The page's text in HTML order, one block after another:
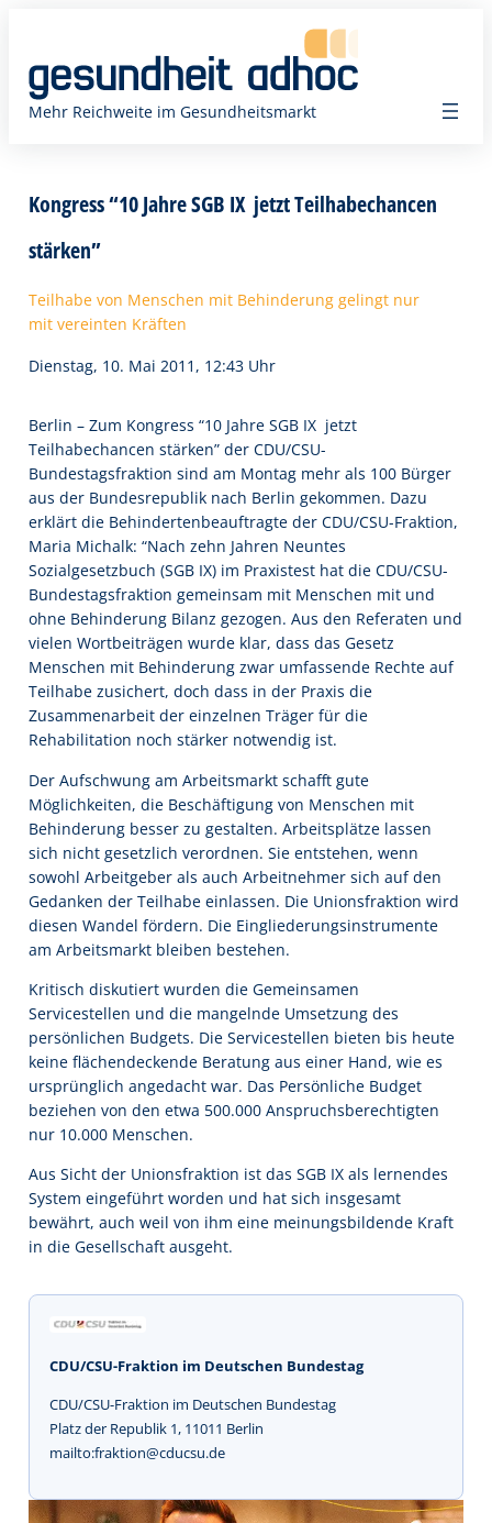
springen
Mehr Reichweite im Gesundheitsmarkt
Kongress “10 Jahre SGB IX  jetzt Teilhabechancen
stärken”
Teilhabe von Menschen mit Behinderung gelingt nur
mit vereinten Kräften
Dienstag, 10. Mai 2011, 12:43 Uhr
Berlin – Zum Kongress “10 Jahre SGB IX  jetzt
Teilhabechancen stärken” der CDU/CSU-
Bundestagsfraktion sind am Montag mehr als 100 Bürger
aus der Bundesrepublik nach Berlin gekommen. Dazu
erklärt die Behindertenbeauftragte der CDU/CSU-Fraktion,
Maria Michalk: “Nach zehn Jahren Neuntes
Sozialgesetzbuch (SGB IX) im Praxistest hat die CDU/CSU-
Bundestagsfraktion gemeinsam mit Menschen mit und
ohne Behinderung Bilanz gezogen. Aus den Referaten und
vielen Wortbeiträgen wurde klar, dass das Gesetz
Menschen mit Behinderung zwar umfassende Rechte auf
Teilhabe zusichert, doch dass in der Praxis die
Zusammenarbeit der einzelnen Träger für die
Rehabilitation noch stärker notwendig ist.
Der Aufschwung am Arbeitsmarkt schafft gute
Möglichkeiten, die Beschäftigung von Menschen mit
Behinderung besser zu gestalten. Arbeitsplätze lassen
sich nicht gesetzlich verordnen. Sie entstehen, wenn
sowohl Arbeitgeber als auch Arbeitnehmer sich auf den
Gedanken der Teilhabe einlassen. Die Unionsfraktion wird
diesen Wandel fördern. Die Eingliederungsinstrumente
am Arbeitsmarkt bleiben bestehen.
Kritisch diskutiert wurden die Gemeinsamen
Servicestellen und die mangelnde Umsetzung des
persönlichen Budgets. Die Servicestellen bieten bis heute
keine flächendeckende Beratung aus einer Hand, wie es
ursprünglich angedacht war. Das Persönliche Budget
beziehen von den etwa 500.000 Anspruchsberechtigten
nur 10.000 Menschen.
Aus Sicht der Unionsfraktion ist das SGB IX als lernendes
System eingeführt worden und hat sich insgesamt
bewährt, auch weil von ihm eine meinungsbildende Kraft
in die Gesellschaft ausgeht.
CDU/CSU-Fraktion im Deutschen Bundestag
CDU/CSU-Fraktion im Deutschen Bundestag
Platz der Republik 1, 11011 Berlin
mailto:fraktion@cducsu.de